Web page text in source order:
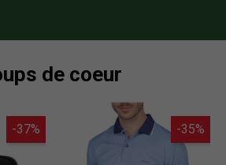
de coeur
-37% -35%